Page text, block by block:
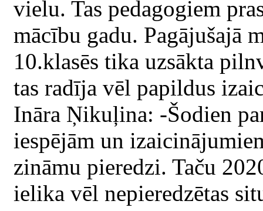
vielu. Tas pedagogiem
mācību gadu. Pagājušajā
10.klasēs tika uzsākta
tas radīja vēl papildus
Ināra Ņikuļina: -Šodien
iespējām un
zināmu pieredzi. Taču
ielika vēl nepieredzētas